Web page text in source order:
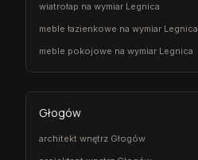
wiatrołap na wymiar Legnica
meble łazienkowe na wymiar Legnica
meble pokojowe na wymiar Legnica
Głogów
architekt wnętrz Głogów